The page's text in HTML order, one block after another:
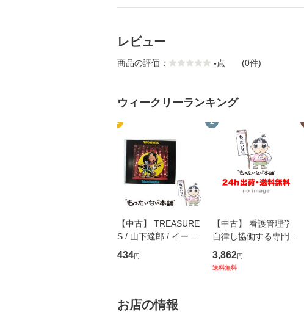
レビュー
商品の評価： -点 (0件)
ウィークリーランキング
1
【中古】 TREASURE
S / 山下達郎 / イース
トウエスト・ジャパン
[CD]【メール便送料無
434円
2
【中古】 看護管理学
自律し協働する専門職
の看護マネジメントス
キル 改訂第3版 (看護
3,862円
送料無料
お店の情報